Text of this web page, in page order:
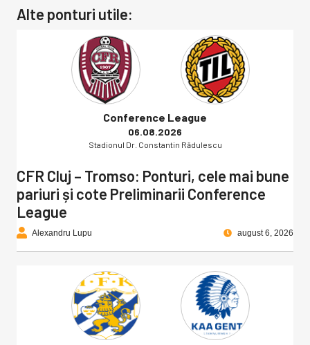
Alte ponturi utile:
Conference League
06.08.2026
Stadionul Dr. Constantin Rădulescu
CFR Cluj – Tromso: Ponturi, cele mai bune
pariuri și cote Preliminarii Conference
League
Alexandru Lupu august 6, 2026